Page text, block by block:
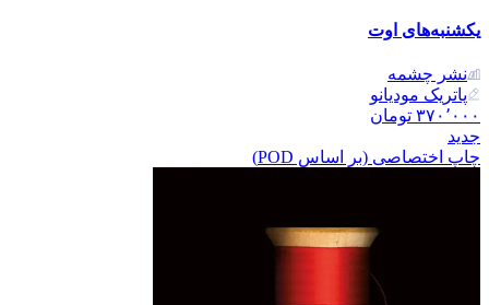
یکشنبه‌های اوت
نشر‌ چشمه
پاتریک مودیانو
۳۷۰٬۰۰۰ تومان
جدید
چاپ اختصاصی (بر اساس POD)